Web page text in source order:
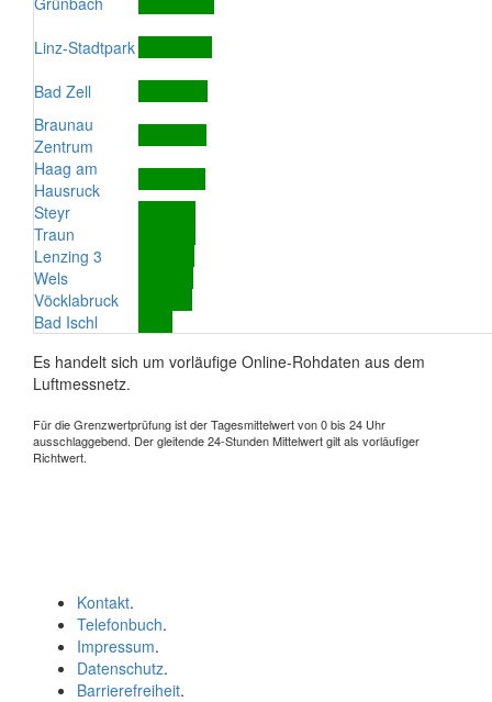
Linz-Stadtpark
Bad Zell
Braunau
Zentrum
Haag am
Hausruck
Steyr
Traun
Lenzing 3
Wels
Vöcklabruck
Bad Ischl
Es handelt sich um vorläufige Online-Rohdaten aus dem
Luftmessnetz.
Für die Grenzwertprüfung ist der Tagesmittelwert von 0 bis 24 Uhr
ausschlaggebend. Der gleitende 24-Stunden Mittelwert gilt als vorläufiger
Richtwert.
Kontakt.
Telefonbuch.
Impressum.
Datenschutz.
Barrierefreiheit.